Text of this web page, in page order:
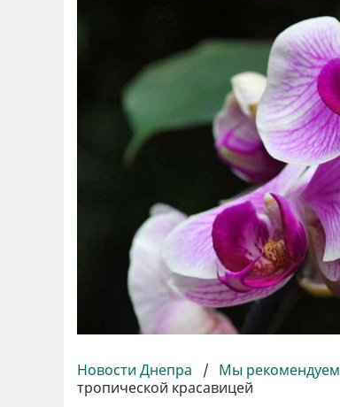
Новости Днепра / Мы рекомендуем
тропической красавицей